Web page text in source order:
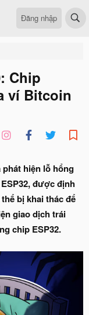
Đăng nhập
Chip
ví Bitcoin
hiện lỗ hổng
được định
bị khai thác để
giao dịch trái
chip ESP32.